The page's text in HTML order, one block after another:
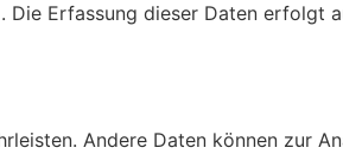
Erfassung dieser Daten erfolgt
Andere Daten können zur